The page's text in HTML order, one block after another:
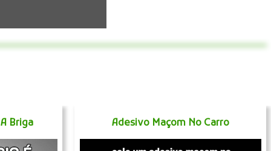
Briga Adesivo Maçom No Carro